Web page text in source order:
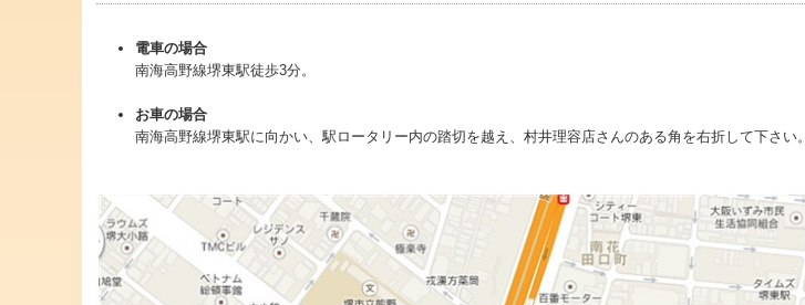
電車の場合
南海高野線堺東駅徒歩3分。
お車の場合
南海高野線堺東駅に向かい、駅ロータリー内の踏切を越え、村井理容店さんのある角を右折して下さい。